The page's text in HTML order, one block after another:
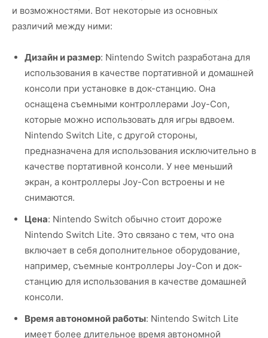
и возможностями. Вот некоторые из основных
различий между ними:
Дизайн и размер: Nintendo Switch разработана для
использования в качестве портативной и домашней
консоли при установке в док-станцию. Она
оснащена съемными контроллерами Joy-Con,
которые можно использовать для игры вдвоем.
Nintendo Switch Lite, с другой стороны,
предназначена для использования исключительно в
качестве портативной консоли. У нее меньший
экран, а контроллеры Joy-Con встроены и не
снимаются.
Цена: Nintendo Switch обычно стоит дороже
Nintendo Switch Lite. Это связано с тем, что она
включает в себя дополнительное оборудование,
например, съемные контроллеры Joy-Con и док-
станцию для использования в качестве домашней
консоли.
Время автономной работы: Nintendo Switch Lite
имеет более длительное время автономной